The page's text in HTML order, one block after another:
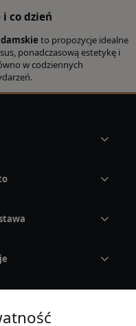
i co dzień
to propozycje idealne
ponadczasową estetykę i
w codziennych